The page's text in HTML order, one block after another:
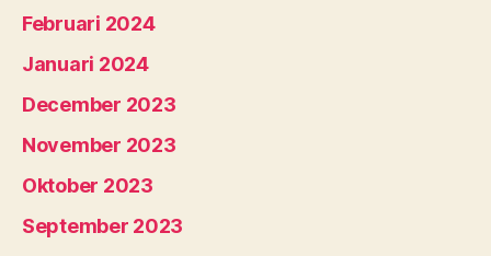
Februari 2024
Januari 2024
December 2023
November 2023
Oktober 2023
September 2023